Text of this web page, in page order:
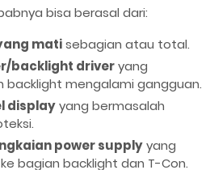
bisa berasal dari:
matisebagian atau total.
backlight driveryang
backlight mengalami gangguan.
displayyang bermasalah
power supplyyang
bagian backlight dan T-Con.